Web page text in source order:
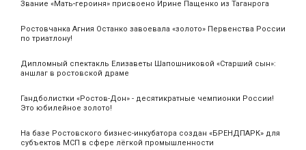
Звание «Мать‑героиня» присвоено Ирине Пащенко из Таганрога
Ростовчанка Агния Останко завоевала «золото» Первенства России
по триатлону!
Дипломный спектакль Елизаветы Шапошниковой «Старший сын»:
аншлаг в ростовской драме
Гандболистки «Ростов-Дон» - десятикратные чемпионки России!
Это юбилейное золото!
На базе Ростовского бизнес-инкубатора создан «БРЕНДПАРК» для
субъектов МСП в сфере лёгкой промышленности